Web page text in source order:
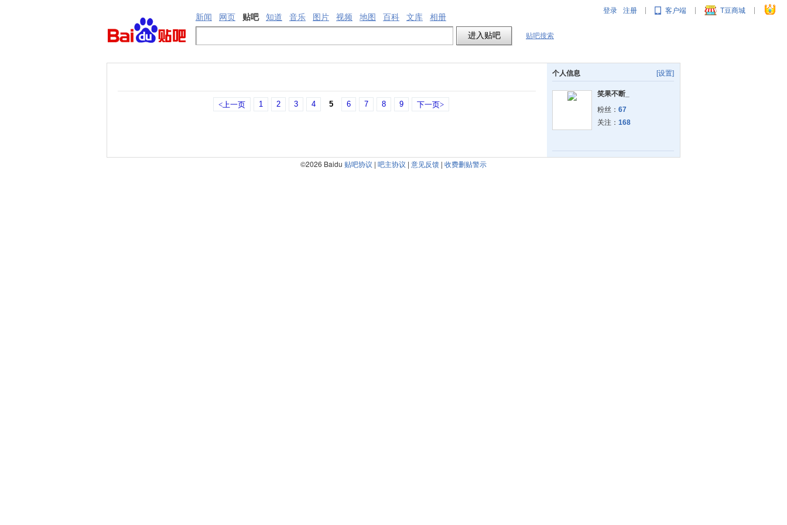
登录 注册 | 客户端 | T豆商城 |
新闻 网页 贴吧 知道 音乐 图片 视频 地图 百科 文库 相册
贴吧搜索
<上一页 1 2 3 4 5 6 7 8 9 下一页>
[设置]
个人信息
笑果不断_
粉丝： 67
关注： 168
©2026 Baidu 贴吧协议 | 吧主协议 | 意见反馈 | 收费删贴警示